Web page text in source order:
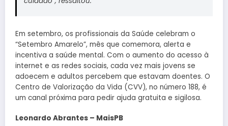
Em setembro, os profissionais da Saúde celebram o
“Setembro Amarelo”, mês que comemora, alerta e
incentiva a saúde mental. Com o aumento do acesso à
internet e as redes sociais, cada vez mais jovens se
adoecem e adultos percebem que estavam doentes. O
Centro de Valorização da Vida (CVV), no número 188, é
um canal próxima para pedir ajuda gratuita e sigilosa.
Leonardo Abrantes – MaisPB